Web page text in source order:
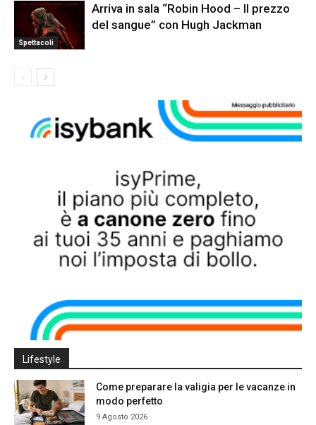
Spettacoli
Arriva in sala “Robin Hood – Il prezzo
del sangue” con Hugh Jackman
Lifestyle
Come preparare la valigia per le vacanze in
modo perfetto
9 Agosto 2026